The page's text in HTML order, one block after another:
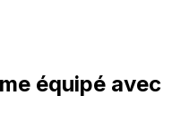
équipé avec